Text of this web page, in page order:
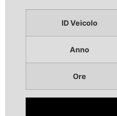
ID Veicolo
Anno
Ore